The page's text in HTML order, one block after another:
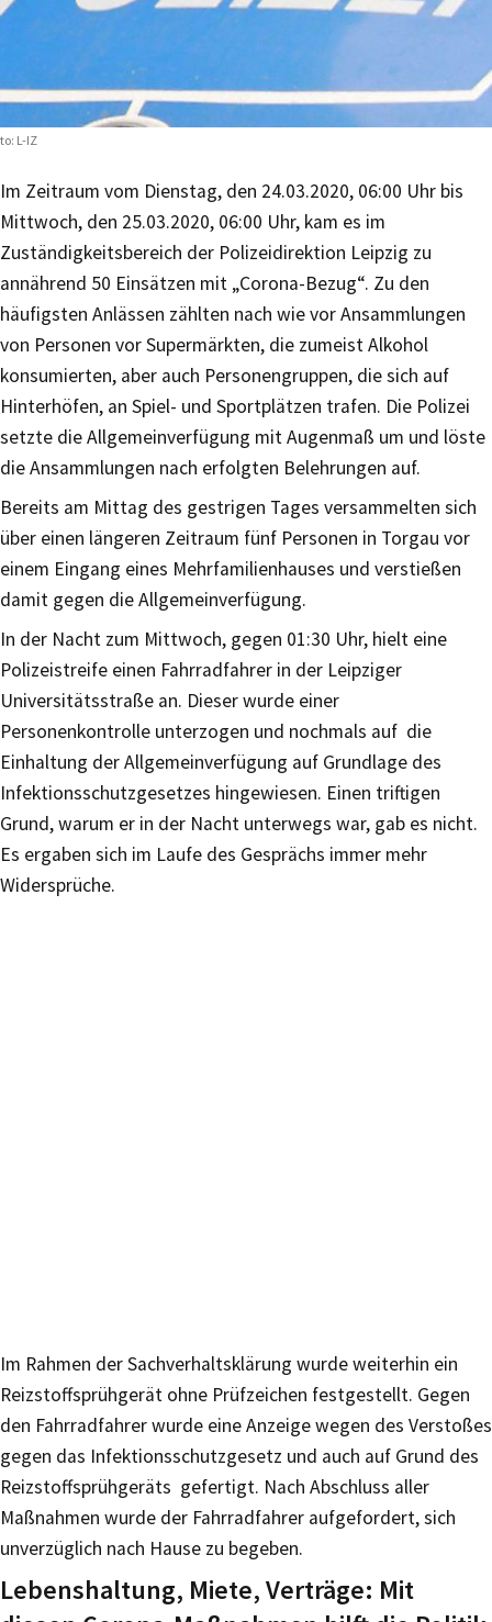
L-IZ
Im Zeitraum vom Dienstag, den 24.03.2020, 06:00 Uhr bis
Mittwoch, den 25.03.2020, 06:00 Uhr, kam es im
Zuständigkeitsbereich der Polizeidirektion Leipzig zu
annährend 50 Einsätzen mit „Corona-Bezug“. Zu den
häufigsten Anlässen zählten nach wie vor Ansammlungen
von Personen vor Supermärkten, die zumeist Alkohol
konsumierten, aber auch Personengruppen, die sich auf
Hinterhöfen, an Spiel- und Sportplätzen trafen. Die Polizei
setzte die Allgemeinverfügung mit Augenmaß um und löste
die Ansammlungen nach erfolgten Belehrungen auf.
Bereits am Mittag des gestrigen Tages versammelten sich
über einen längeren Zeitraum fünf Personen in Torgau vor
einem Eingang eines Mehrfamilienhauses und verstießen
damit gegen die Allgemeinverfügung.
In der Nacht zum Mittwoch, gegen 01:30 Uhr, hielt eine
Polizeistreife einen Fahrradfahrer in der Leipziger
Universitätsstraße an. Dieser wurde einer
Personenkontrolle unterzogen und nochmals auf die
Einhaltung der Allgemeinverfügung auf Grundlage des
Infektionsschutzgesetzes hingewiesen. Einen triftigen
Grund, warum er in der Nacht unterwegs war, gab es nicht.
Es ergaben sich im Laufe des Gesprächs immer mehr
Widersprüche.
Im Rahmen der Sachverhaltsklärung wurde weiterhin ein
Reizstoffsprühgerät ohne Prüfzeichen festgestellt. Gegen
den Fahrradfahrer wurde eine Anzeige wegen des Verstoßes
gegen das Infektionsschutzgesetz und auch auf Grund des
Reizstoffsprühgeräts gefertigt. Nach Abschluss aller
Maßnahmen wurde der Fahrradfahrer aufgefordert, sich
unverzüglich nach Hause zu begeben.
Lebenshaltung, Miete, Verträge: Mit